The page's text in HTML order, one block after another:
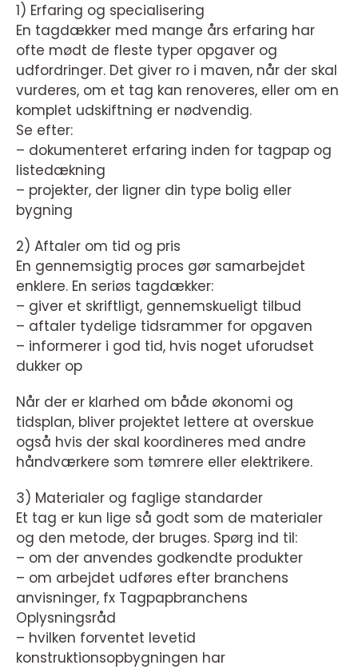
1) Erfaring og specialisering
En tagdækker med mange års erfaring har
ofte mødt de fleste typer opgaver og
udfordringer. Det giver ro i maven, når der skal
vurderes, om et tag kan renoveres, eller om en
komplet udskiftning er nødvendig.
Se efter:
– dokumenteret erfaring inden for tagpap og
listedækning
– projekter, der ligner din type bolig eller
bygning
2) Aftaler om tid og pris
En gennemsigtig proces gør samarbejdet
enklere. En seriøs tagdækker:
– giver et skriftligt, gennemskueligt tilbud
– aftaler tydelige tidsrammer for opgaven
– informerer i god tid, hvis noget uforudset
dukker op
Når der er klarhed om både økonomi og
tidsplan, bliver projektet lettere at overskue
også hvis der skal koordineres med andre
håndværkere som tømrere eller elektrikere.
3) Materialer og faglige standarder
Et tag er kun lige så godt som de materialer
og den metode, der bruges. Spørg ind til:
– om der anvendes godkendte produkter
– om arbejdet udføres efter branchens
anvisninger, fx Tagpapbranchens
Oplysningsråd
– hvilken forventet levetid
konstruktionsopbygningen har